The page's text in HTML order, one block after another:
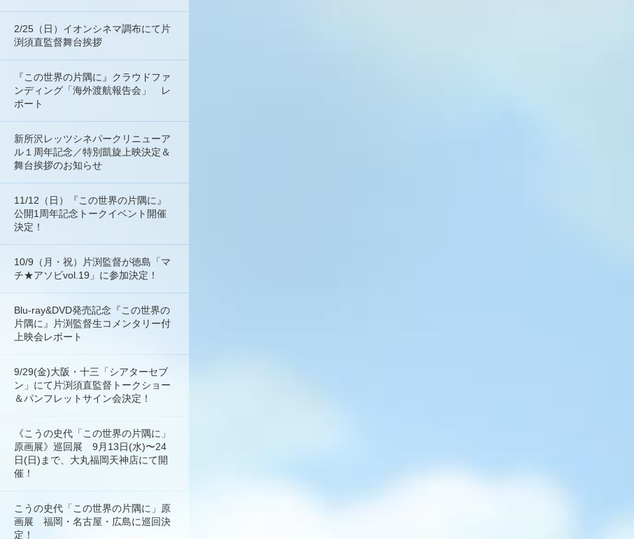
2/25（日）イオンシネマ調布にて片
渕須直監督舞台挨拶
『この世界の片隅に』クラウドファ
ンディング「海外渡航報告会」 レ
ポート
新所沢レッツシネパークリニューア
ル１周年記念／特別凱旋上映決定＆
舞台挨拶のお知らせ
11/12（日）『この世界の片隅に』
公開1周年記念トークイベント開催
決定！
10/9（月・祝）片渕監督が徳島「マ
チ★アソビvol.19」に参加決定！
Blu-ray&DVD発売記念『この世界の
片隅に』片渕監督生コメンタリー付
上映会レポート
9/29(金)大阪・十三「シアターセブ
ン」にて片渕須直監督トークショー
＆パンフレットサイン会決定！
《こうの史代「この世界の片隅に」
原画展》巡回展 9月13日(水)〜24
日(日)まで、大丸福岡天神店にて開
催！
こうの史代「この世界の片隅に」原
画展 福岡・名古屋・広島に巡回決
定！